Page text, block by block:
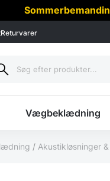
Returvarer
Vægbeklædning
/ Akustikløsninger